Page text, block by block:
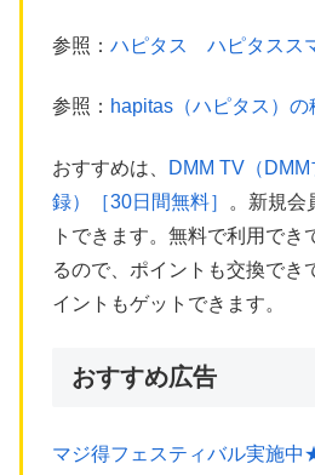
参照： ハピタス ハピタスス
参照： hapitas（ハピタス）の
おすすめは、
DMM TV（
録）［30日間無料］
。新規会
トできます。無料で利用でき
るので、ポイントも交換でき
イントもゲットできます。
おすすめ広告
マジ得フェスティバル実施